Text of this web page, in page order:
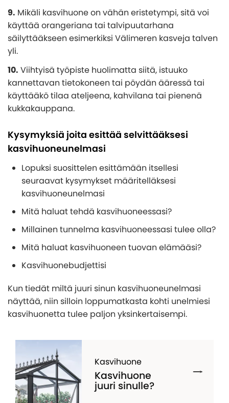
9. Mikäli kasvihuone on vähän eristetympi, sitä voi
käyttää orangeriana tai talvipuutarhana
säilyttääkseen esimerkiksi Välimeren kasveja talven
yli.
10. Viihtyisä työpiste huolimatta siitä, istuuko
kannettavan tietokoneen tai pöydän ääressä tai
käyttääkö tilaa ateljeena, kahvilana tai pienenä
kukkakauppana.
Kysymyksiä joita esittää selvittääksesi
kasvihuoneunelmasi
Lopuksi suosittelen esittämään itsellesi
seuraavat kysymykset määritelläksesi
kasvihuoneunelmasi
Mitä haluat tehdä kasvihuoneessasi?
Millainen tunnelma kasvihuoneessasi tulee olla?
Mitä haluat kasvihuoneen tuovan elämääsi?
Kasvihuonebudjettisi
Kun tiedät miltä juuri sinun kasvihuoneunelmasi
näyttää, niin silloin loppumatkasta kohti unelmiesi
kasvihuonetta tulee paljon yksinkertaisempi.
Kasvihuone
Kasvihuone
juuri sinulle?